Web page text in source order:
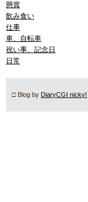
懸賞
飲み食い
仕事
車、自転車
祝い事、記念日
日常
□ Blog by DiaryCGI nicky!